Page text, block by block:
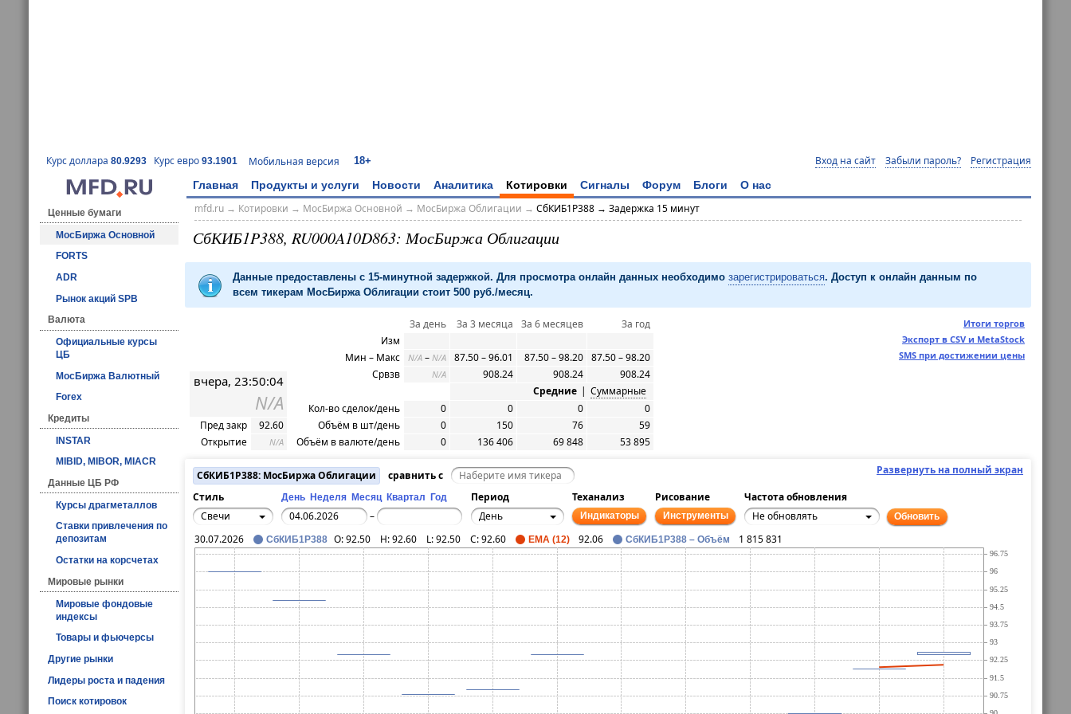
Курс доллара 80.9293 Курс евро 93.1901 Мобильная версия 18+ Вход на сайт Забыли пароль? Регистрация
Главная Продукты и услуги Новости Аналитика Котировки Сигналы Форум Блоги О нас
Ценные бумаги
МосБиржа Основной
FORTS
ADR
Рынок акций SPB
Валюта
Официальные курсы
ЦБ
МосБиржа Валютный
Forex
Кредиты
INSTAR
MIBID, MIBOR, MIACR
Данные ЦБ РФ
Курсы драгметаллов
Ставки привлечения по
депозитам
Остатки на корсчетах
Мировые рынки
Мировые фондовые
индексы
Товары и фьючерсы
Другие рынки
Лидеры роста и падения
Поиск котировок
mfd.ru→ Котировки → МосБиржа Основной → МосБиржа Облигации → СбКИБ1P388 → Задержка 15 минут
СбКИБ1P388, RU000A10D863: МосБиржа Облигации
Данные предоставлены с 15-минутной задержкой. Для просмотра онлайн данных необходимо зарегистрироваться. Доступ к онлайн данным по
всем тикерам МосБиржа Облигации стоит 500 руб./месяц.
Итоги торгов
Экспорт в CSV и MetaStock
SMS при достижении цены
вчера, 23:50:04
N/A
Пред закр
92.60
Открытие
N/A
За день За 3 месяца За 6 месяцев
За год
Изм
Мин – Макс
N/A – N/A 87.50 – 96.01 87.50 – 98.20 87.50 – 98.20
Срвзв
N/A 908.24 908.24
908.24
Средние | Суммарные
Кол-во сделок/день
0 0 0
0
Объём в шт/день
0 150 76
59
Объём в валюте/день
0 136 406 69 848 53 895
Развернуть на полный экран
СбКИБ1P388: МосБиржа Облигации
сравнить с
Стиль
День Неделя Месяц Квартал Год Период Теханализ Рисование
Частота обновления
Свечи
– День Индикаторы Инструменты Не обновлять Обновить
30.07.2026 СбКИБ1P388 O:92.50 H:92.60 L:92.50 C:92.60 EMA (12) 92.06 СбКИБ1P388 – Объём 1 815 831